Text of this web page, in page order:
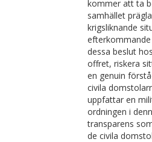
kommer att ta
samhället
krigsliknande
dessa beslut
offret, riskera
en genuin
civila
uppfattar en
ordningen i
transparens
de civila